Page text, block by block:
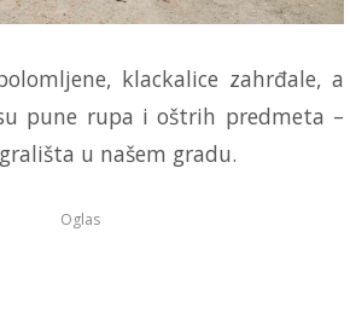
klackalice zahrđale, a
pune rupa i oštrih predmeta –
u našem gradu.
Oglas